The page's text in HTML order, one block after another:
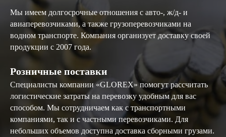
Мы имеем долгосрочные отношения с авто-, ж/д- и
авиаперевозчиками, а также грузоперевозчиками на
водном транспорте. Компания организует доставку своей
продукции с 2007 года.
Розничные поставки
Специалисты компании «GLOREX» помогут рассчитать
логистические затраты на перевозку удобным для вас
способом. Мы сотрудничаем как с транспортными
компаниями, так и с частными перевозчиками. Для
небольших объемов доступна доставка сборными грузами.